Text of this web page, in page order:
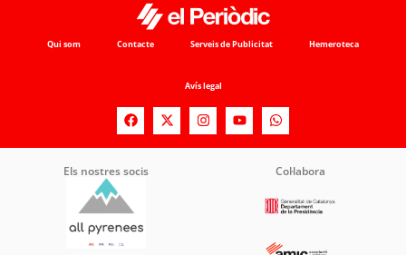
Qui som Contacte Serveis de Publicitat Hemeroteca
Avís legal
Els nostres socis Col·labora